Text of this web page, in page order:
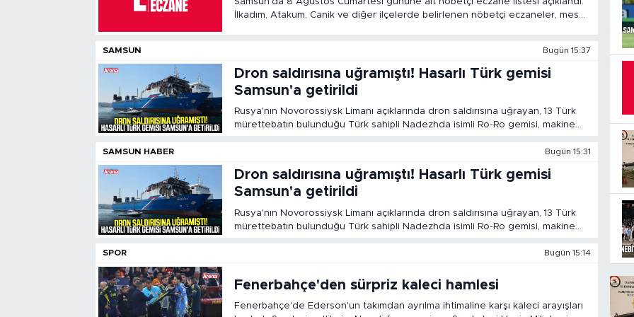
İlkadım, Atakum, Canik ve diğer ilçelerde belirlenen nöbetçi eczaneler, mesai
SAMSUN Bugün 15:37
Dron saldırısına uğramıştı! Hasarlı Türk gemisi
Samsun'a getirildi
Rusya'nın Novorossiysk Limanı açıklarında dron saldırısına uğrayan, 13 Türk
mürettebatın bulunduğu Türk sahipli Nadezhda isimli Ro-Ro gemisi, makine
SAMSUN HABER Bugün 15:31
Dron saldırısına uğramıştı! Hasarlı Türk gemisi
Samsun'a getirildi
Rusya'nın Novorossiysk Limanı açıklarında dron saldırısına uğrayan, 13 Türk
mürettebatın bulunduğu Türk sahipli Nadezhda isimli Ro-Ro gemisi, makine
SPOR Bugün 15:14
Fenerbahçe'den sürpriz kaleci hamlesi
Fenerbahçe'de Ederson'un takımdan ayrılma ihtimaline karşı kaleci arayışları